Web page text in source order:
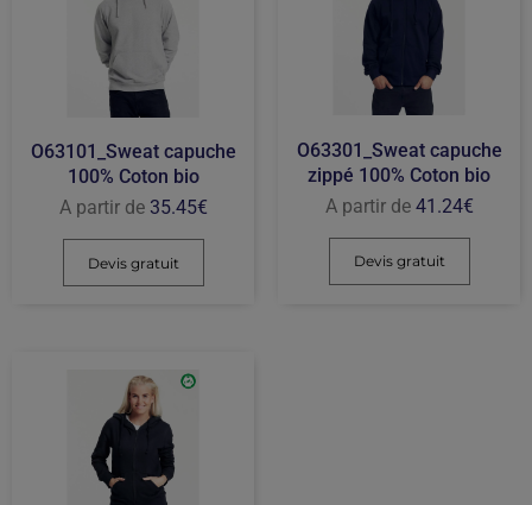
O63101_Sweat capuche
100% Coton bio
A partir de 35.45€
Devis gratuit
O63301_Sweat capuche
zippé 100% Coton bio
A partir de 41.24€
Devis gratuit